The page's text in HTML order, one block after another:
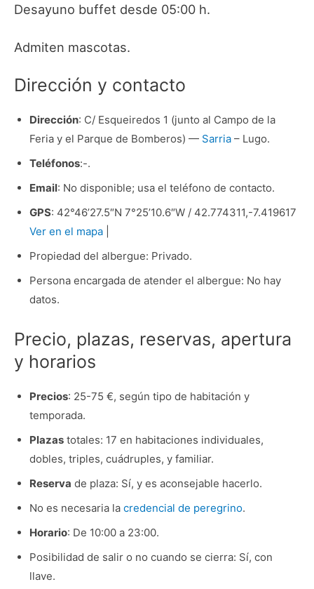
Desayuno buffet desde 05:00 h.
Admiten mascotas.
Dirección y contacto
Dirección: C/ Esqueiredos 1 (junto al Campo de la
Feria y el Parque de Bomberos) — Sarria– Lugo.
Teléfonos:-.
Email: No disponible; usa el teléfono de contacto.
GPS: 42°46’27.5″N 7°25’10.6″W / 42.774311,-7.419617
Ver en el mapa|
Propiedad del albergue: Privado.
Persona encargada de atender el albergue: No hay
datos.
Precio, plazas, reservas, apertura
y horarios
Precios: 25-75 €, según tipo de habitación y
temporada.
Plazastotales: 17 en habitaciones individuales,
dobles, triples, cuádruples, y familiar.
Reserva de plaza: Sí, y es aconsejable hacerlo.
No es necesaria la credencial de peregrino.
Horario: De 10:00 a 23:00.
Posibilidad de salir o no cuando se cierra: Sí, con
llave.